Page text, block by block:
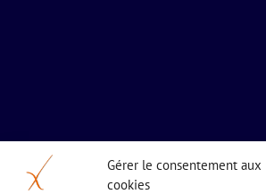
Gérer le consentement aux
cookies